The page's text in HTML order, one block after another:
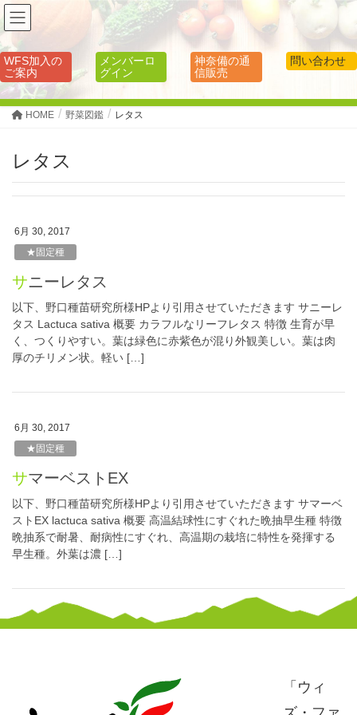
WFS加入の
ご案内
メンバーロ
グイン
神奈備の通
信販売
問い合わせ
HOME 野菜図鑑 レタス
レタス
6月 30, 2017
★固定種
サニーレタス
以下、野口種苗研究所様HPより引用させていただきます サニーレ
タス Lactuca sativa 概要 カラフルなリーフレタス 特徴 生育が早
く、つくりやすい。葉は緑色に赤紫色が混り外観美しい。葉は肉
厚のチリメン状。軽い […]
6月 30, 2017
★固定種
サマーベストEX
以下、野口種苗研究所様HPより引用させていただきます サマーベ
ストEX lactuca sativa 概要 高温結球性にすぐれた晩抽早生種 特徴
晩抽系で耐暑、耐病性にすぐれ、高温期の栽培に特性を発揮する
早生種。外葉は濃 […]
「ウィ